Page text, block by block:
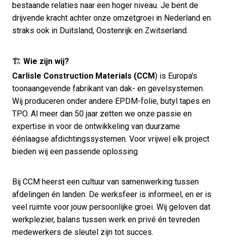
bestaande relaties naar een hoger niveau. Je bent de
drijvende kracht achter onze omzetgroei in Nederland en
straks ook in Duitsland, Oostenrijk en Zwitserland.
🏗 Wie zijn wij?
Carlisle Construction Materials (CCM) is Europa's
toonaangevende fabrikant van dak- en gevelsystemen.
Wij produceren onder andere EPDM-folie, butyl tapes en
TPO. Al meer dan 50 jaar zetten we onze passie en
expertise in voor de ontwikkeling van duurzame
éénlaagse afdichtingssystemen. Voor vrijwel elk project
bieden wij een passende oplossing.
Bij CCM heerst een cultuur van samenwerking tussen
afdelingen én landen. De werksfeer is informeel, en er is
veel ruimte voor jouw persoonlijke groei. Wij geloven dat
werkplezier, balans tussen werk en privé én tevreden
medewerkers de sleutel zijn tot succes.